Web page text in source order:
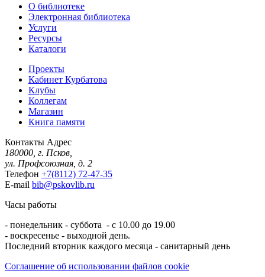
О библиотеке
Электронная библиотека
Услуги
Ресурсы
Каталоги
Проекты
Кабинет Курбатова
Клубы
Коллегам
Магазин
Книга памяти
Контакты Адрес
180000, г. Псков,
ул. Профсоюзная, д. 2
Телефон +7(8112) 72-47-35
E-mail bib@pskovlib.ru
Часы работы
- понедельник - суббота - с 10.00 до 19.00
- воскресенье - выходной день.
Последний вторник каждого месяца - санитарный день
Соглашение об использовании файлов cookie